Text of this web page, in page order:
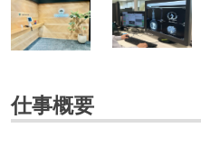
仕事概要